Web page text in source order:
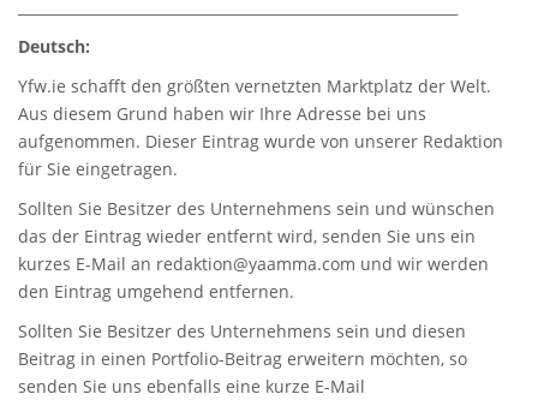
Deutsch:
Yfw.ie schafft den größten vernetzten Marktplatz der Welt.
Aus diesem Grund haben wir Ihre Adresse bei uns
aufgenommen. Dieser Eintrag wurde von unserer Redaktion
für Sie eingetragen.
Sollten Sie Besitzer des Unternehmens sein und wünschen
das der Eintrag wieder entfernt wird, senden Sie uns ein
kurzes E-Mail an redaktion@yaamma.com und wir werden
den Eintrag umgehend entfernen.
Sollten Sie Besitzer des Unternehmens sein und diesen
Beitrag in einen Portfolio-Beitrag erweitern möchten, so
senden Sie uns ebenfalls eine kurze E-Mail